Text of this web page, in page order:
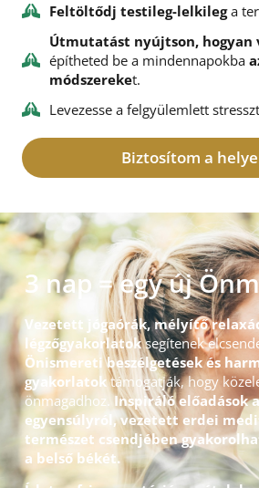
Feltöltődj testileg-lelkilega
Útmutatást nyújtson, hogyan
építheted be a mindennapokba
módszereket.
Levezesse a felgyülemlett
Biztosítom a
3 nap = egy új
Vezetett jógaórák, mélyítő
légzőgyakorlatoksegítenek
Önismereti beszélgetések és
gyakorlatoktámogatják, hogy
önmagadhoz.Inspiráló előadások
egyensúlyról, vezetett erdei
természet csendjében
a belső békét.